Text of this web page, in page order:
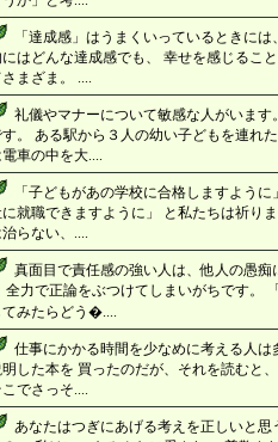
「達成感」はうまくいっているときに
はどんな達成感でも、 幸せを感じるこ
まざま。 ....
礼儀やマナーについて敏感な人がいま
。 ある駅から３人の幼い子どもを連れ
車の中を大....
「子どもがあの学校に合格しますよう
就職できますように」 と私たちは祈り
らない、....
真面目で責任感の強い人は、他人の愚
全力で正論をぶつけてしまいがちです
てみたらどう�....
仕事にかかる時間を少なめに考える人
した本を 買ったのだが、それを読むと
こでさっそ....
あなたはつぎにあげる考えを正しいと